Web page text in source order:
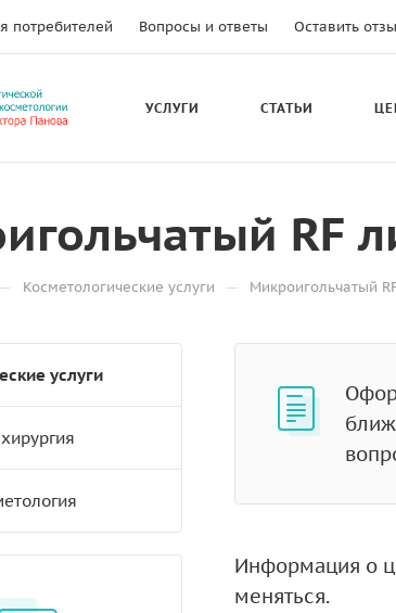
потребителей Вопросы и ответы Оставить
УСЛУГИ СТАТЬИ
RF
— Косметологические услуги — Микроигольчатый
Информация о
меняться.
услуги